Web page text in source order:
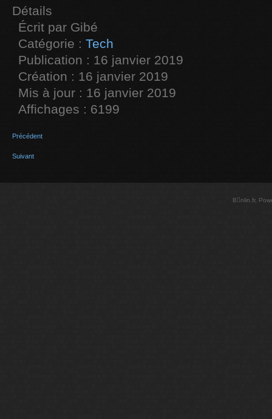
Détails
Écrit par Gibé
Catégorie : Tech
Publication : 16 janvier 2019
Création : 16 janvier 2019
Mis à jour : 16 janvier 2019
Affichages : 6199
Précédent
Suivant
Bnlin.fr,